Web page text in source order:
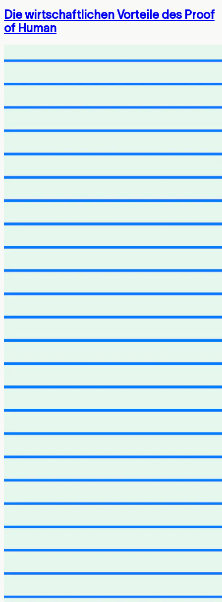
Die wirtschaftlichen Vorteile des Proof
of Human